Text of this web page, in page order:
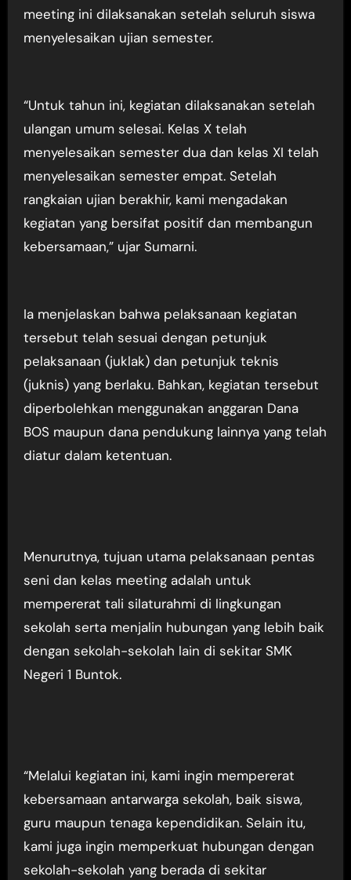
meeting ini dilaksanakan setelah seluruh siswa
menyelesaikan ujian semester.
“Untuk tahun ini, kegiatan dilaksanakan setelah
ulangan umum selesai. Kelas X telah
menyelesaikan semester dua dan kelas XI telah
menyelesaikan semester empat. Setelah
rangkaian ujian berakhir, kami mengadakan
kegiatan yang bersifat positif dan membangun
kebersamaan,” ujar Sumarni.
Ia menjelaskan bahwa pelaksanaan kegiatan
tersebut telah sesuai dengan petunjuk
pelaksanaan (juklak) dan petunjuk teknis
(juknis) yang berlaku. Bahkan, kegiatan tersebut
diperbolehkan menggunakan anggaran Dana
BOS maupun dana pendukung lainnya yang telah
diatur dalam ketentuan.
Menurutnya, tujuan utama pelaksanaan pentas
seni dan kelas meeting adalah untuk
mempererat tali silaturahmi di lingkungan
sekolah serta menjalin hubungan yang lebih baik
dengan sekolah-sekolah lain di sekitar SMK
Negeri 1 Buntok.
“Melalui kegiatan ini, kami ingin mempererat
kebersamaan antarwarga sekolah, baik siswa,
guru maupun tenaga kependidikan. Selain itu,
kami juga ingin memperkuat hubungan dengan
sekolah-sekolah yang berada di sekitar